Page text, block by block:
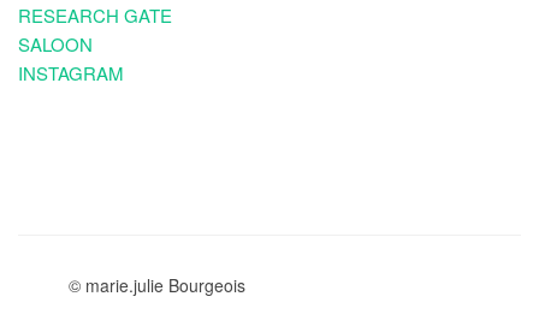
RESEARCH GATE
SALOON
INSTAGRAM
© marie.julie Bourgeois